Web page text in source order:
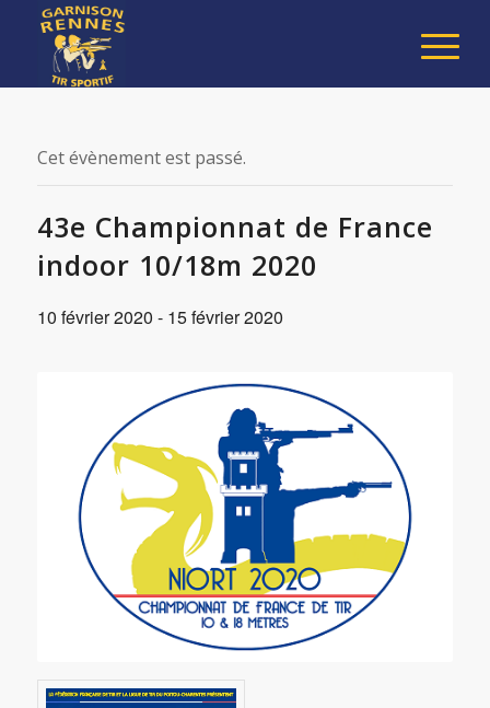
Cet évènement est passé.
43e Championnat de France
indoor 10/18m 2020
10 février 2020 - 15 février 2020